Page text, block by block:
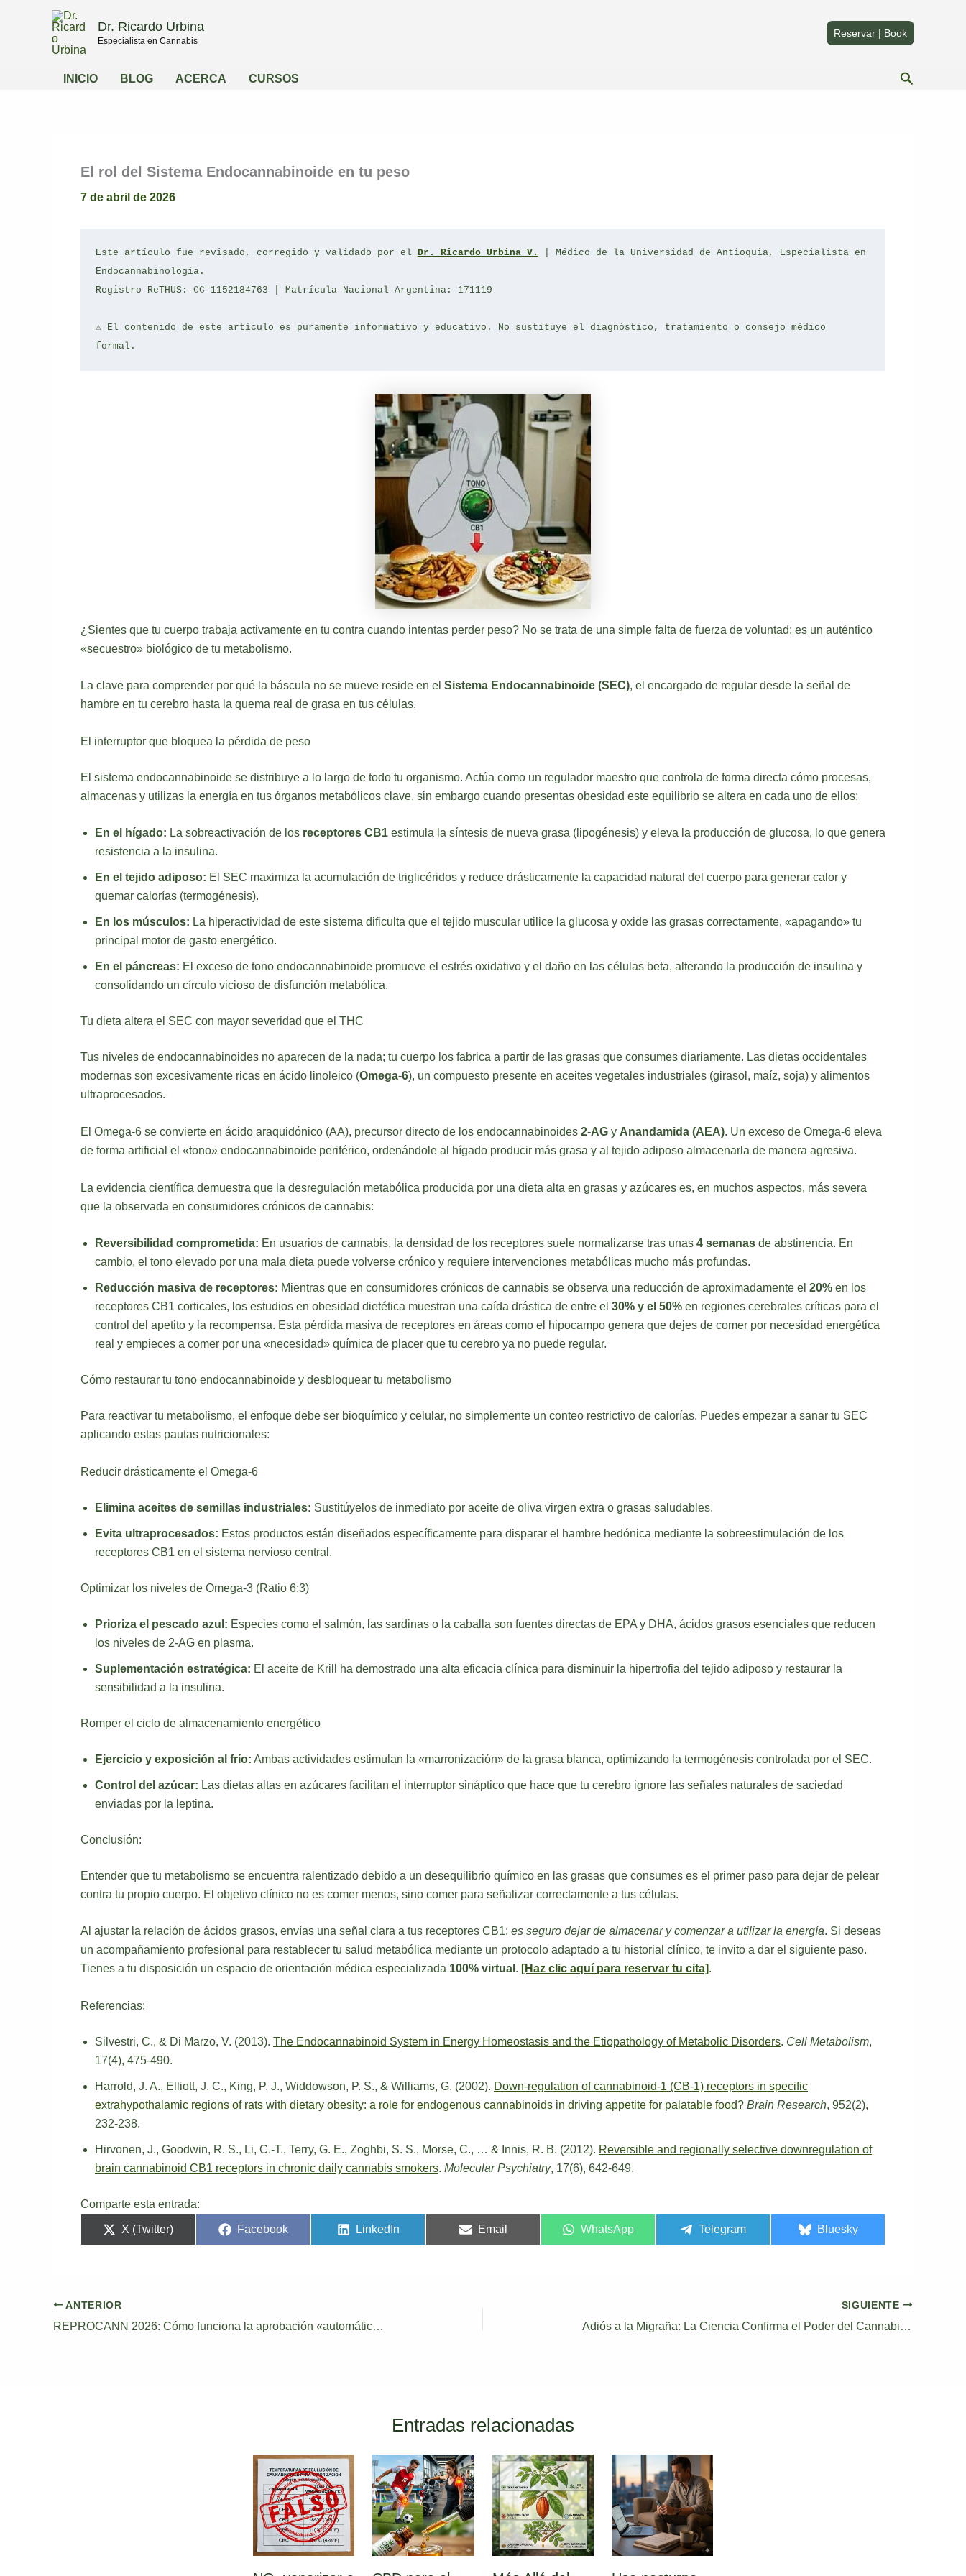
Dr. Ricardo Urbina
Especialista en Cannabis
Reservar | Book
INICIO BLOG ACERCA CURSOS Buscar
El rol del Sistema Endocannabinoide en tu peso
7 de abril de 2026
Este artículo fue revisado, corregido y validado por el Dr. Ricardo Urbina V.
| Médico de la Universidad de Antioquia, Especialista en
Endocannabinología.
Registro ReTHUS: CC 1152184763 | Matrícula Nacional Argentina: 171119
⚠️ El contenido de este artículo es puramente informativo y educativo. No sustituye el diagnóstico, tratamiento o consejo médico
formal.
¿Sientes que tu cuerpo trabaja activamente en tu contra cuando intentas perder peso? No se trata de una simple falta de fuerza de voluntad; es un auténtico
«secuestro» biológico de tu metabolismo.
La clave para comprender por qué la báscula no se mueve reside en el Sistema Endocannabinoide (SEC), el encargado de regular desde la señal de
hambre en tu cerebro hasta la quema real de grasa en tus células.
El interruptor que bloquea la pérdida de peso
El sistema endocannabinoide se distribuye a lo largo de todo tu organismo. Actúa como un regulador maestro que controla de forma directa cómo procesas,
almacenas y utilizas la energía en tus órganos metabólicos clave, sin embargo cuando presentas obesidad este equilibrio se altera en cada uno de ellos:
En el hígado: La sobreactivación de los receptores CB1 estimula la síntesis de nueva grasa (lipogénesis) y eleva la producción de glucosa, lo que genera
resistencia a la insulina.
En el tejido adiposo: El SEC maximiza la acumulación de triglicéridos y reduce drásticamente la capacidad natural del cuerpo para generar calor y
quemar calorías (termogénesis).
En los músculos: La hiperactividad de este sistema dificulta que el tejido muscular utilice la glucosa y oxide las grasas correctamente, «apagando» tu
principal motor de gasto energético.
En el páncreas: El exceso de tono endocannabinoide promueve el estrés oxidativo y el daño en las células beta, alterando la producción de insulina y
consolidando un círculo vicioso de disfunción metabólica.
Tu dieta altera el SEC con mayor severidad que el THC
Tus niveles de endocannabinoides no aparecen de la nada; tu cuerpo los fabrica a partir de las grasas que consumes diariamente. Las dietas occidentales
modernas son excesivamente ricas en ácido linoleico (Omega-6), un compuesto presente en aceites vegetales industriales (girasol, maíz, soja) y alimentos
ultraprocesados.
El Omega-6 se convierte en ácido araquidónico (AA), precursor directo de los endocannabinoides 2-AG y Anandamida (AEA). Un exceso de Omega-6 eleva
de forma artificial el «tono» endocannabinoide periférico, ordenándole al hígado producir más grasa y al tejido adiposo almacenarla de manera agresiva.
La evidencia científica demuestra que la desregulación metabólica producida por una dieta alta en grasas y azúcares es, en muchos aspectos, más severa
que la observada en consumidores crónicos de cannabis:
Reversibilidad comprometida: En usuarios de cannabis, la densidad de los receptores suele normalizarse tras unas 4 semanas de abstinencia. En
cambio, el tono elevado por una mala dieta puede volverse crónico y requiere intervenciones metabólicas mucho más profundas.
Reducción masiva de receptores: Mientras que en consumidores crónicos de cannabis se observa una reducción de aproximadamente el 20% en los
receptores CB1 corticales, los estudios en obesidad dietética muestran una caída drástica de entre el 30% y el 50% en regiones cerebrales críticas para el
control del apetito y la recompensa. Esta pérdida masiva de receptores en áreas como el hipocampo genera que dejes de comer por necesidad energética
real y empieces a comer por una «necesidad» química de placer que tu cerebro ya no puede regular.
Cómo restaurar tu tono endocannabinoide y desbloquear tu metabolismo
Para reactivar tu metabolismo, el enfoque debe ser bioquímico y celular, no simplemente un conteo restrictivo de calorías. Puedes empezar a sanar tu SEC
aplicando estas pautas nutricionales:
Reducir drásticamente el Omega-6
Elimina aceites de semillas industriales: Sustitúyelos de inmediato por aceite de oliva virgen extra o grasas saludables.
Evita ultraprocesados: Estos productos están diseñados específicamente para disparar el hambre hedónica mediante la sobreestimulación de los
receptores CB1 en el sistema nervioso central.
Optimizar los niveles de Omega-3 (Ratio 6:3)
Prioriza el pescado azul: Especies como el salmón, las sardinas o la caballa son fuentes directas de EPA y DHA, ácidos grasos esenciales que reducen
los niveles de 2-AG en plasma.
Suplementación estratégica: El aceite de Krill ha demostrado una alta eficacia clínica para disminuir la hipertrofia del tejido adiposo y restaurar la
sensibilidad a la insulina.
Romper el ciclo de almacenamiento energético
Ejercicio y exposición al frío: Ambas actividades estimulan la «marronización» de la grasa blanca, optimizando la termogénesis controlada por el SEC.
Control del azúcar: Las dietas altas en azúcares facilitan el interruptor sináptico que hace que tu cerebro ignore las señales naturales de saciedad
enviadas por la leptina.
Conclusión:
Entender que tu metabolismo se encuentra ralentizado debido a un desequilibrio químico en las grasas que consumes es el primer paso para dejar de pelear
contra tu propio cuerpo. El objetivo clínico no es comer menos, sino comer para señalizar correctamente a tus células.
Al ajustar la relación de ácidos grasos, envías una señal clara a tus receptores CB1: es seguro dejar de almacenar y comenzar a utilizar la energía. Si deseas
un acompañamiento profesional para restablecer tu salud metabólica mediante un protocolo adaptado a tu historial clínico, te invito a dar el siguiente paso.
Tienes a tu disposición un espacio de orientación médica especializada 100% virtual . [Haz clic aquí para reservar tu cita].
Referencias:
Silvestri, C., & Di Marzo, V. (2013). The Endocannabinoid System in Energy Homeostasis and the Etiopathology of Metabolic Disorders. Cell Metabolism,
17(4), 475-490.
Harrold, J. A., Elliott, J. C., King, P. J., Widdowson, P. S., & Williams, G. (2002). Down-regulation of cannabinoid-1 (CB-1) receptors in specific
extrahypothalamic regions of rats with dietary obesity: a role for endogenous cannabinoids in driving appetite for palatable food? Brain Research, 952(2),
232-238.
Hirvonen, J., Goodwin, R. S., Li, C.-T., Terry, G. E., Zoghbi, S. S., Morse, C., … & Innis, R. B. (2012). Reversible and regionally selective downregulation of
brain cannabinoid CB1 receptors in chronic daily cannabis smokers. Molecular Psychiatry, 17(6), 642-649.
Comparte esta entrada:
X (Twitter) Facebook LinkedIn Email WhatsApp Telegram Bluesky
ANTERIOR
REPROCANN 2026: Cómo funciona la aprobación «automática» en Argentina
SIGUIENTE
Adiós a la Migraña: La Ciencia Confirma el Poder del Cannabis Vaporizado en Crisis Agudas
Entradas relacionadas